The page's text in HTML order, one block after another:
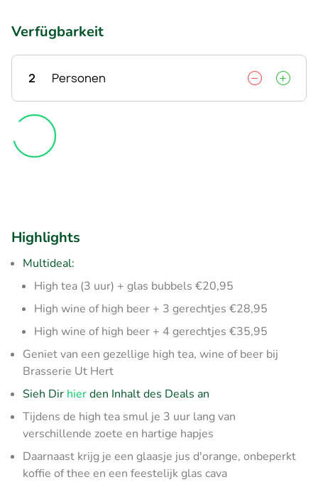
Verfügbarkeit
2 Personen
Highlights
Multideal:
High tea (3 uur) + glas bubbels €20,95
High wine of high beer + 3 gerechtjes €28,95
High wine of high beer + 4 gerechtjes €35,95
Geniet van een gezellige high tea, wine of beer bij
Brasserie Ut Hert
Sieh Dir hierden Inhalt des Deals an
Tijdens de high tea smul je 3 uur lang van
verschillende zoete en hartige hapjes
Daarnaast krijg je een glaasje jus d'orange, onbeperkt
koffie of thee en een feestelijk glas cava